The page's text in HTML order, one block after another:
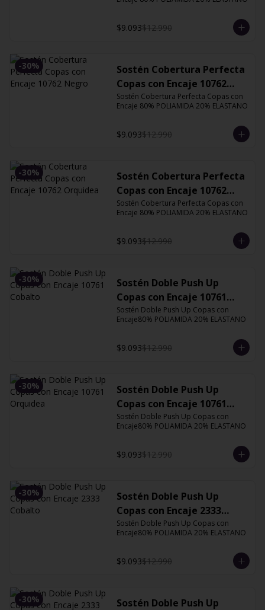
$9.093$12.990
-30%
Sostén Cobertura Perfecta
Copas con Encaje 10762
Negro
Sostén Cobertura Perfecta Copas con
Encaje 80% POLIAMIDA 20% ELASTANO
$9.093$12.990
-30%
Sostén Cobertura Perfecta
Copas con Encaje 10762
Orquidea
Sostén Cobertura Perfecta Copas con
Encaje 80% POLIAMIDA 20% ELASTANO
$9.093$12.990
-30%
Sostén Doble Push Up
Copas con Encaje 10761
Cobalto
Sostén Doble Push Up Copas con
Encaje80% POLIAMIDA 20% ELASTANO
$9.093$12.990
-30%
Sostén Doble Push Up
Copas con Encaje 10761
Orquidea
Sostén Doble Push Up Copas con
Encaje80% POLIAMIDA 20% ELASTANO
$9.093$12.990
-30%
Sostén Doble Push Up
Copas con Encaje 2333
Cobalto
Sostén Doble Push Up Copas con
Encaje80% POLIAMIDA 20% ELASTANO
$9.093$12.990
-30%
Sostén Doble Push Up